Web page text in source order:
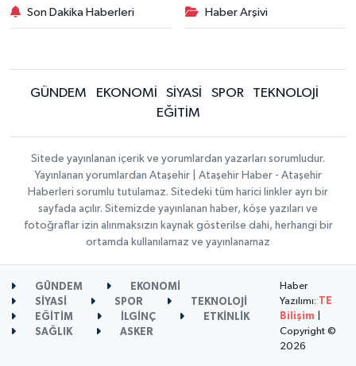
Son Dakika Haberleri Haber Arşivi
GÜNDEM EKONOMİ SİYASİ SPOR
TEKNOLOJİ
EĞİTİM
Sitede yayınlanan içerik ve yorumlardan yazarları sorumludur.
Yayınlanan yorumlardan Ataşehir | Ataşehir Haber - Ataşehir
Haberleri sorumlu tutulamaz. Sitedeki tüm harici linkler ayrı bir
sayfada açılır. Sitemizde yayınlanan haber, köşe yazıları ve
fotoğraflar izin alınmaksızın kaynak gösterilse dahi, herhangi bir
ortamda kullanılamaz ve yayınlanamaz
GÜNDEM
EKONOMİ
SİYASİ
SPOR
TEKNOLOJİ
EĞİTİM
İLGİNÇ
ETKİNLİK
SAĞLIK
ASKER
Haber
Yazılımı: TE
Bilişim
Copyright ©
2026